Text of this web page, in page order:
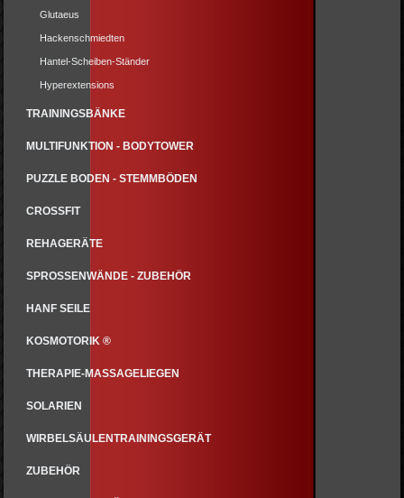
Glutaeus
Hackenschmiedten
Hantel-Scheiben-Ständer
Hyperextensions
TRAININGSBÄNKE
MULTIFUNKTION - BODYTOWER
PUZZLE BODEN - STEMMBÖDEN
CROSSFIT
REHAGERÄTE
SPROSSENWÄNDE - ZUBEHÖR
HANF SEILE
KOSMOTORIK ®
THERAPIE-MASSAGELIEGEN
SOLARIEN
WIRBELSÄULENTRAININGSGERÄT
ZUBEHÖR